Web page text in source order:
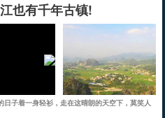
也有千年古镇!
子着一身轻衫，走在这晴朗的天空下，莫笑人